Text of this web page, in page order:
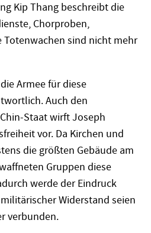
Kip Thang beschreibt die
Chorproben,
sind nicht mehr
Armee für diese
Auch den
Staat wirft Joseph
vor. Da Kirchen und
die größten Gebäude am
Gruppen diese
werde der Eindruck
Widerstand seien
verbunden.